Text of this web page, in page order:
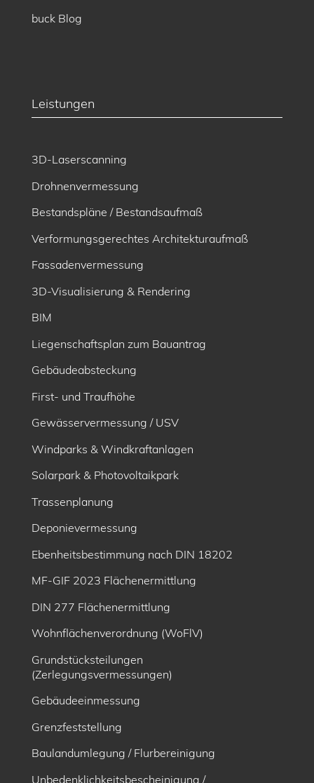
buck Blog
Leistungen
3D-Laserscanning
Drohnenvermessung
Bestandspläne / Bestandsaufmaß
Verformungsgerechtes Architekturaufmaß
Fassadenvermessung
3D-Visualisierung & Rendering
BIM
Liegenschaftsplan zum Bauantrag
Gebäudeabsteckung
First- und Traufhöhe
Gewässervermessung / USV
Windparks & Windkraftanlagen
Solarpark & Photovoltaikpark
Trassenplanung
Deponievermessung
Ebenheitsbe­stimmung nach DIN 18202
MF-GIF 2023 Flächenermittlung
DIN 277 Flächenermittlung
Wohnflächenverordnung (WoFlV)
Grundstücksteilungen
(Zerlegungsvermessungen)
Gebäudeeinmessung
Grenzfeststellung
Baulandumlegung / Flurbereinigung
Unbedenklichkeitsbescheinigung /